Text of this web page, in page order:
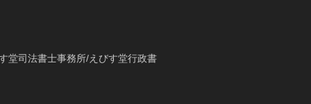
堂司法書士事務所/えびす堂行政書